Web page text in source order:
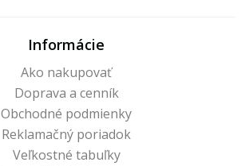
Informácie
Ako nakupovať
Doprava a cenník
Obchodné podmienky
Reklamačný poriadok
Veľkostné tabuľky